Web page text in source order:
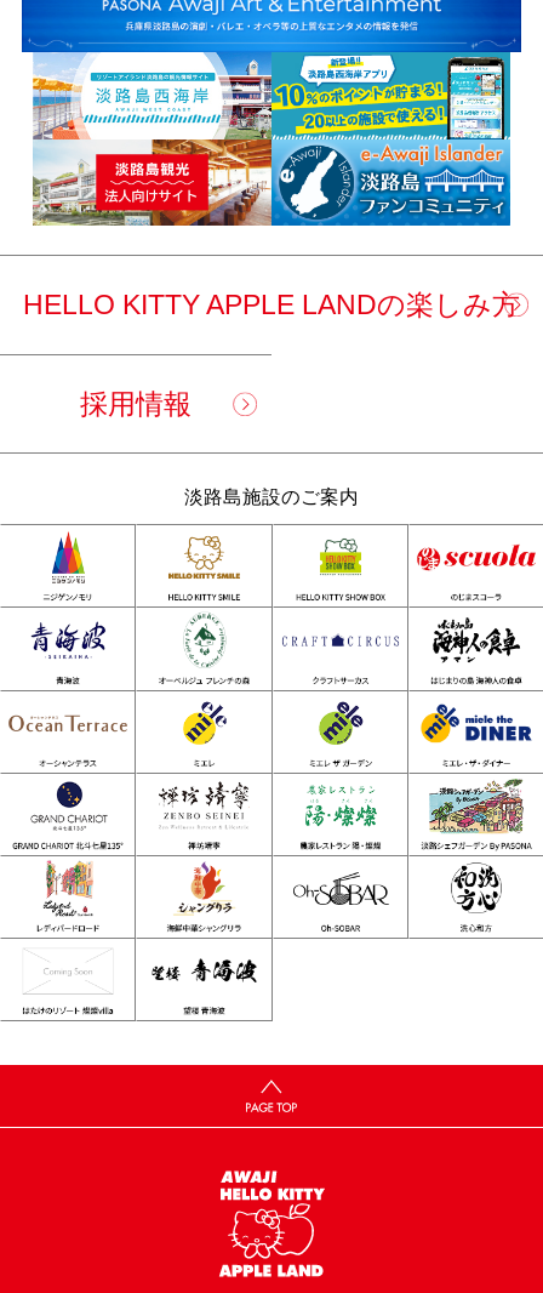
HELLO KITTY APPLE LANDの楽しみ方
採用情報
淡路島施設のご案内